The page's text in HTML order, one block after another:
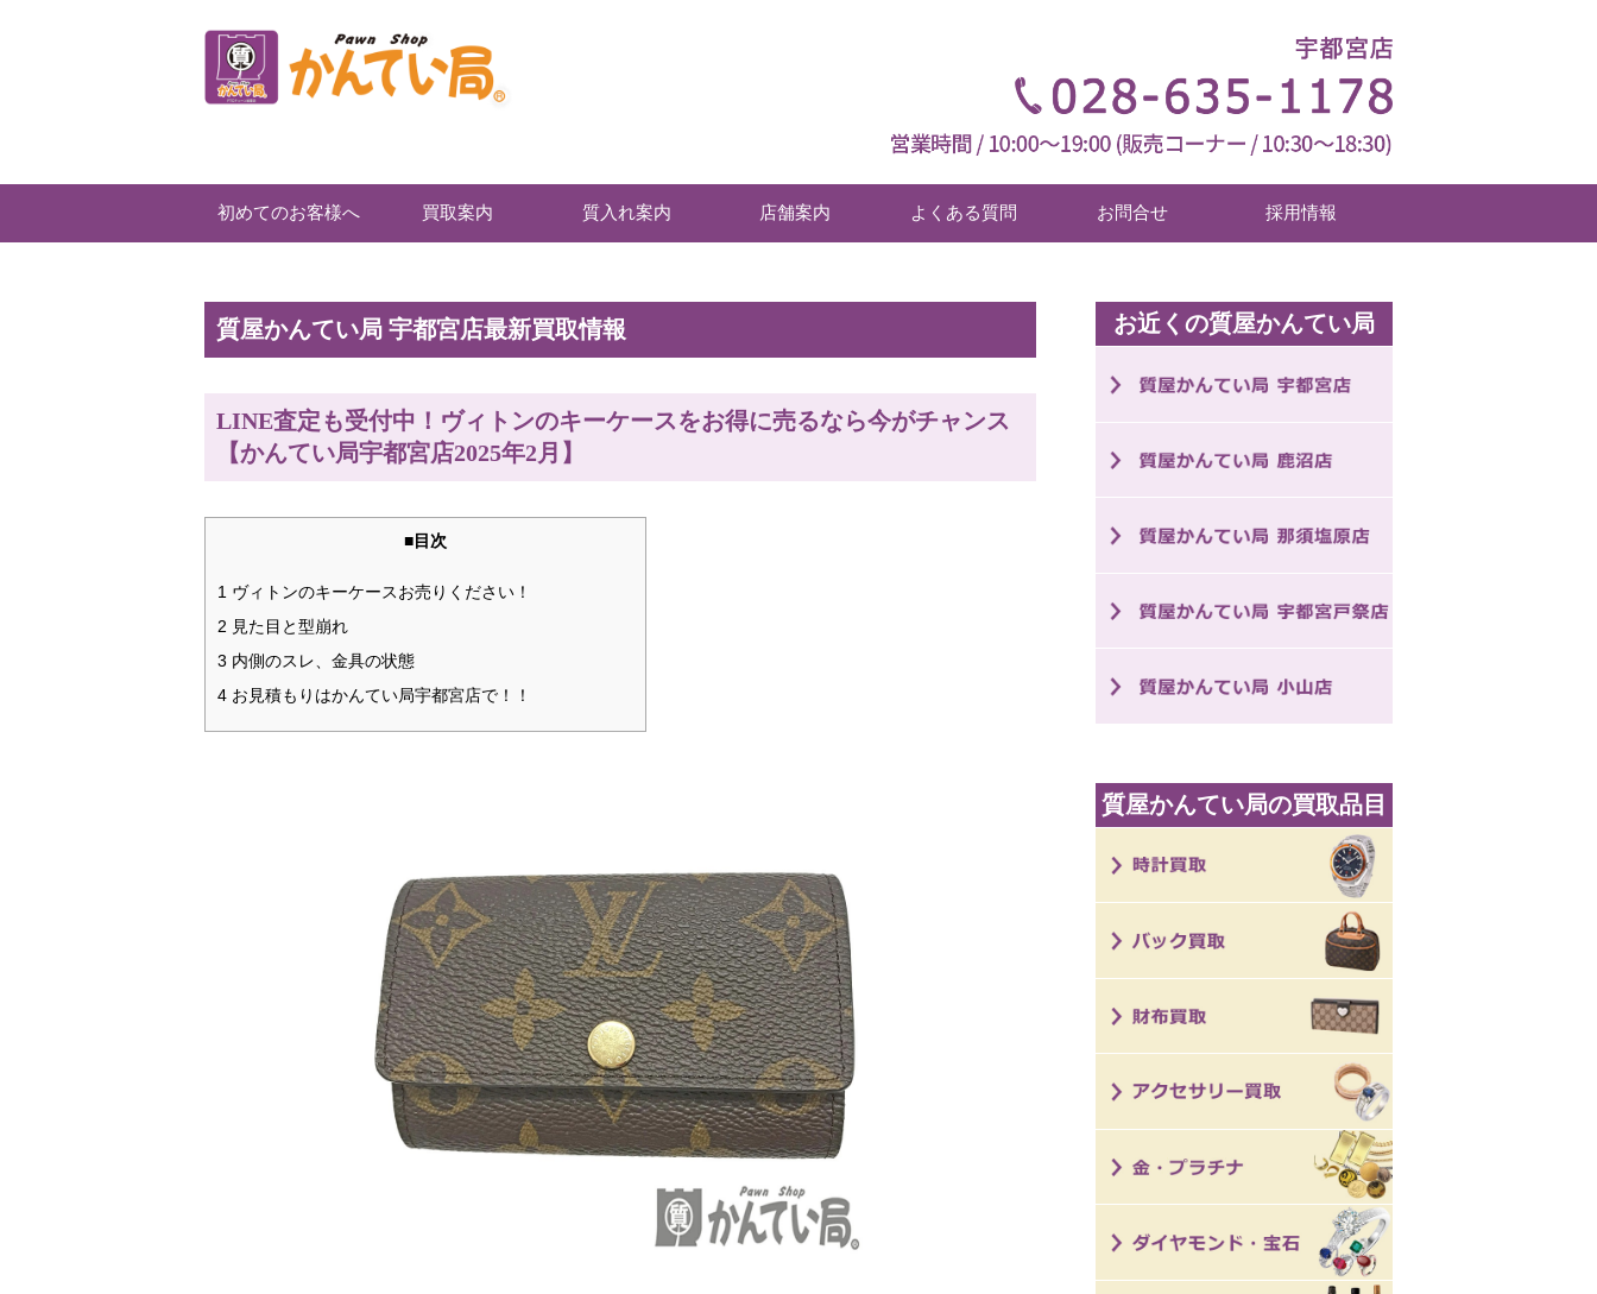
初めてのお客様へ 買取案内 質入れ案内 店舗案内 よくある質問 お問合せ 採用情報
質屋かんてい局 宇都宮店最新買取情報
LINE査定も受付中！ヴィトンのキーケースをお得に売るなら今がチャンス
【かんてい局宇都宮店2025年2月】
■目次
1 ヴィトンのキーケースお売りください！
2 見た目と型崩れ
3 内側のスレ、金具の状態
4 お見積もりはかんてい局宇都宮店で！！
お近くの質屋かんてい局
質屋かんてい局の買取品目